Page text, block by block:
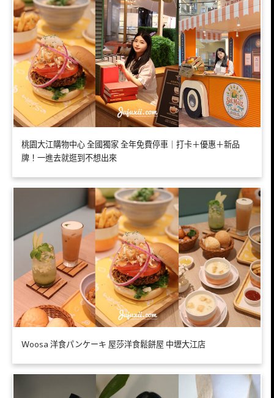
桃園大江購物中心 全國獨家 全年免費停車｜打卡＋優惠＋新品
牌！一進去就逛到不想出來
Ｗoosa 洋食パンケーキ 屋莎洋食鬆餅屋 中壢大江店